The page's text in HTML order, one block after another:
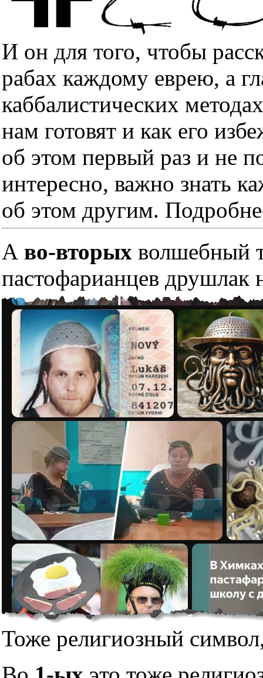
И он для того, чтобы
рабах каждому еврею, а
каббалистических
нам готовят и как его
об этом первый раз и не
интересно, важно знать
об этом другим.
А во-вторых волшебный
пастофарианцев друшлак
Тоже религиозный